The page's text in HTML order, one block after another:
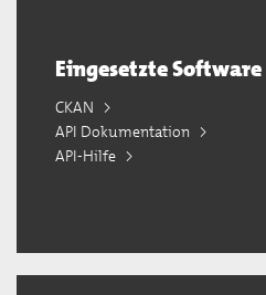
Eingesetzte Software
CKAN
API Dokumentation
API-Hilfe